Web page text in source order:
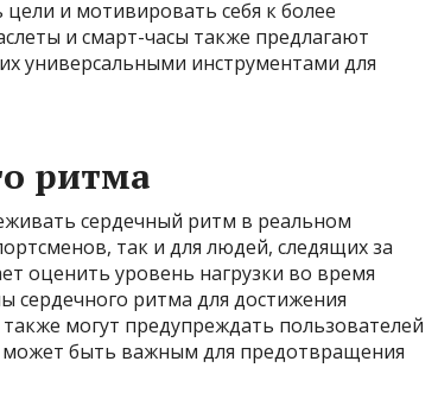
и мотивировать себя к более
и смарт-часы также предлагают
универсальными инструментами для
ритма
сердечный ритм в реальном
так и для людей, следящих за
оценить уровень нагрузки во время
сердечного ритма для достижения
могут предупреждать пользователей
быть важным для предотвращения